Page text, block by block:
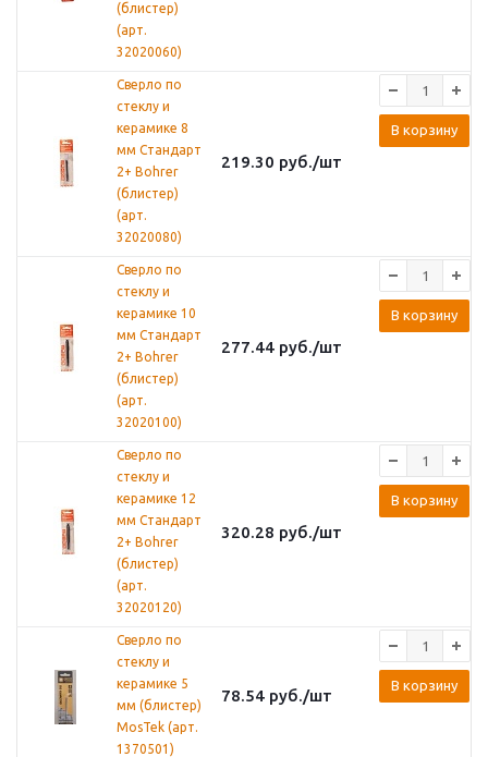
(блистер)
(арт.
32020060)
Сверло по
стеклу и
керамике 8
мм Стандарт
2+ Bohrer
(блистер)
(арт.
32020080)
219.30 руб./шт
В корзину
Сверло по
стеклу и
керамике 10
мм Стандарт
2+ Bohrer
(блистер)
(арт.
32020100)
277.44 руб./шт
В корзину
Сверло по
стеклу и
керамике 12
мм Стандарт
2+ Bohrer
(блистер)
(арт.
32020120)
320.28 руб./шт
В корзину
Сверло по
стеклу и
керамике 5
мм (блистер)
MosTek (арт.
1370501)
78.54 руб./шт
В корзину